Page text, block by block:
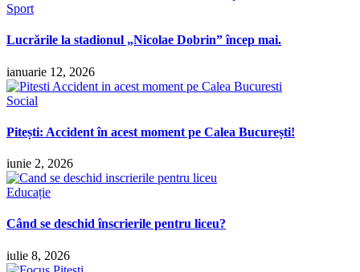
Sport
Lucrările la stadionul „Nicolae Dobrin” încep mai.
ianuarie 12, 2026
Social
Pitești: Accident în acest moment pe Calea București!
iunie 2, 2026
Educație
Când se deschid înscrierile pentru liceu?
iulie 8, 2026